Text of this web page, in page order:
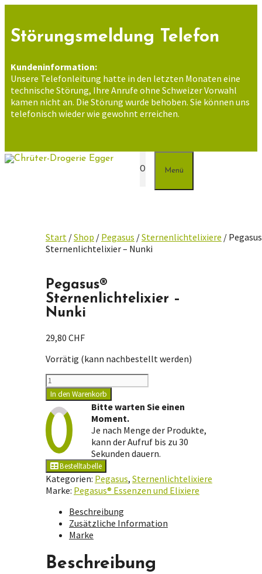
springen
Störungsmeldung Telefon
Kundeninformation:
Unsere Telefonleitung hatte in den letzten Monaten eine
technische Störung, Ihre Anrufe ohne Schweizer Vorwahl
kamen nicht an. Die Störung wurde behoben. Sie können uns
telefonisch wieder wie gewohnt erreichen.
0 Menü
Start /Shop / Pegasus /Sternenlichtelixiere /
Sternenlichtelixier – Nunki
Pegasus®
Sternenlichtelixier –
Nunki
29,80 CHF
Vorrätig (kann nachbestellt werden)
Pegasus®
Sternenlichtelixier
-
Nunki
Menge
In den Warenkorb
Bitte warten Sie einen
Moment.
Je nach Menge der Produkte,
kann der Aufruf bis zu 30
Sekunden dauern.
Bestelltabelle
Kategorien: Pegasus, Sternenlichtelixiere
Marke: Pegasus® Essenzen und Elixiere
Beschreibung
Zusätzliche Information
Marke
Beschreibung